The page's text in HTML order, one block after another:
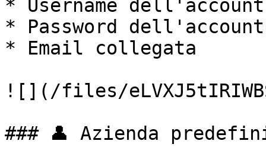
* Username dell'account
* Password dell'account
* Email collegata
![](/files/
### 👤 Azienda